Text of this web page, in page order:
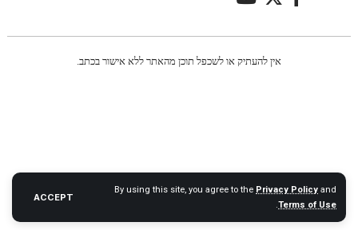
By using this site, you agree to the Privacy Policy and
Terms of Use
.
ACCEPT
אין להעתיק או לשכפל תוכן מהאתר ללא אישור בכתב.